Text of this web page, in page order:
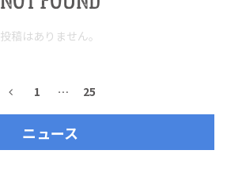
投稿はありません。
1 … 25
ニュース